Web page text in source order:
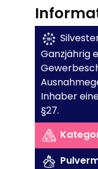
Ganzjährig
Inhaber
§27.